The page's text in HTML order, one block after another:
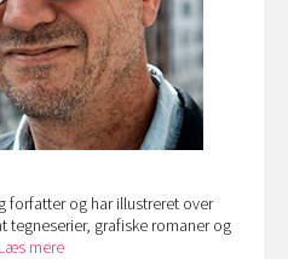
forfatter og har illustreret over
grafiske romaner og
Læs mere